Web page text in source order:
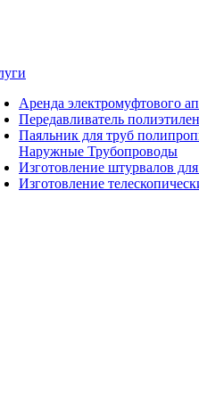
Аренда электромуфтового
Передавливатель
Паяльник для труб
Наружные Трубопроводы
Изготовление штурвалов
Изготовление